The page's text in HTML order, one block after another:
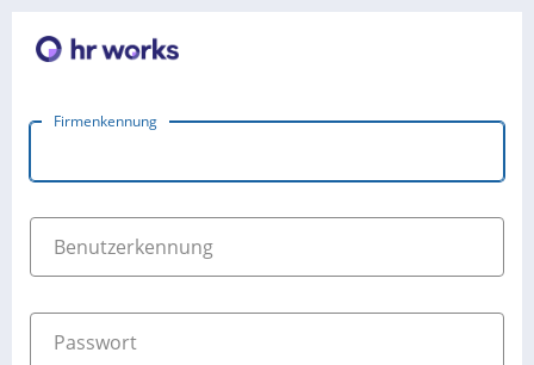
Firmenkennung
Benutzerkennung
Passwort